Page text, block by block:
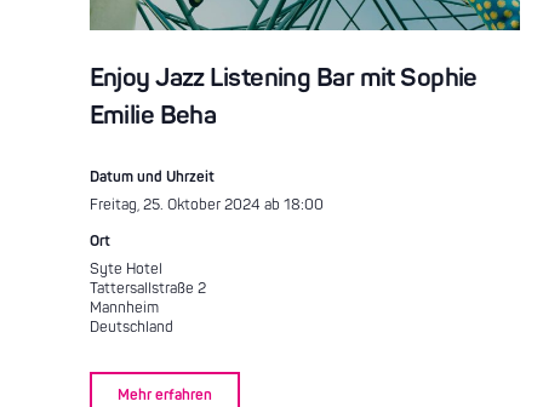
Enjoy Jazz Listening Bar mit Sophie
Emilie Beha
Datum und Uhrzeit
Freitag, 25. Oktober 2024 ab 18:00
Ort
Syte Hotel
Tattersallstraße 2
Mannheim
Deutschland
Mehr erfahren